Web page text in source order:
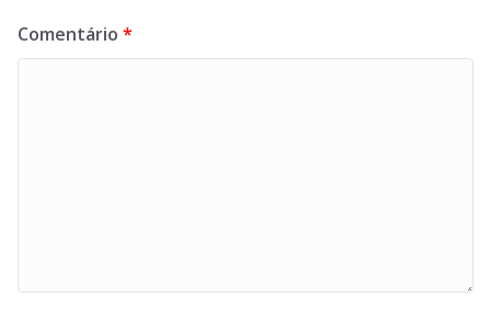
Comentário *